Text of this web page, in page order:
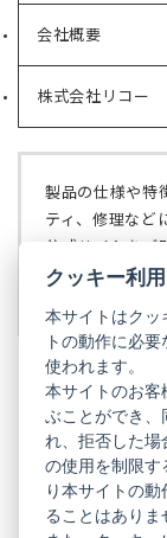
タ
ブ
で
開
く）
会社概要
（新
タ
ブ
で
く）
株式会社リコー
（新
ブ
で
開
製品の仕様や特
ティ、修理など
公式サイトをご
リコーイメージ
（新
し
い
タ
ブ
で
開
く）
の
公
式
クッキー利
本サイトはクッ
トの動作に必
使われます。
本サイトのお客
ぶことができ、
れ、拒否した
の使用を制限す
り本サイトの
ることはありま